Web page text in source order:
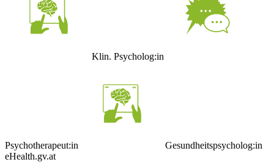
Klin. Psycholog:in
Psychotherapeut:in
Gesundheitspsycholog:in
eHealth.gv.at